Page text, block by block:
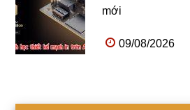
mới
09/08/2026